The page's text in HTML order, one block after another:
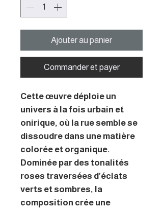
Ajouter au panier
Commander et payer
Cette œuvre déploie un
univers à la fois urbain et
onirique, où la rue semble se
dissoudre dans une matière
colorée et organique.
Dominée par des tonalités
roses traversées d’éclats
verts et sombres, la
composition crée une